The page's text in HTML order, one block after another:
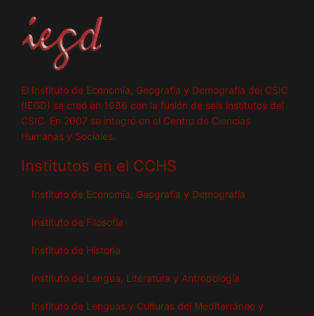
El Instituto de Economía, Geografía y Demografía del CSIC
(IEGD) se creó en 1986 con la fusión de seis institutos del
CSIC. En 2007 se integró en el Centro de Ciencias
Humanas y Sociales.
Institutos en el CCHS
Instituto de Economía, Geografía y Demografía
Instituto de Filosofía
Instituto de Historia
Instituto de Lengua, Literatura y Antropología
Instituto de Lenguas y Culturas del Mediterráneo y